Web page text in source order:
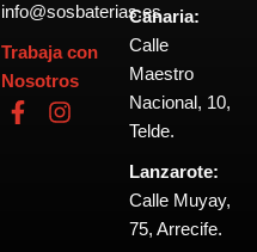
info@sosbaterias.es
Trabaja con
Nosotros
F
a
I
n
Canaria:
Calle
Maestro
Nacional, 10,
Telde.
Lanzarote:
Calle Muyay,
75, Arrecife.